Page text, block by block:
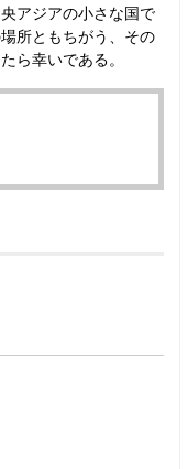
アジアの小さな国で
所ともちがう、その
ら幸いである。